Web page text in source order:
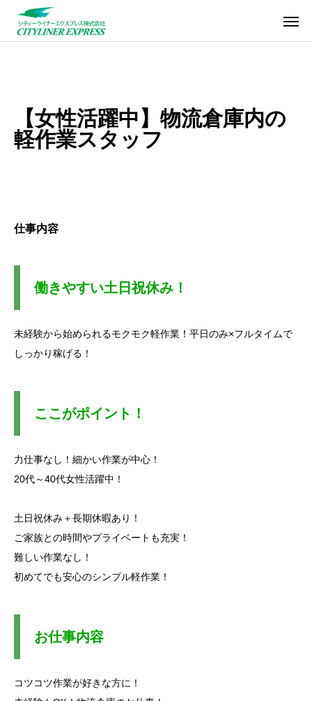
【女性活躍中】物流倉庫内の
軽作業スタッフ
仕事内容
働きやすい土日祝休み！
未経験から始められるモクモク軽作業！ 平日のみ×フルタイムで
しっかり稼げる！
ここがポイント！
力仕事なし！細かい作業が中心！
20代～40代女性活躍中！
土日祝休み＋長期休暇あり！
ご家族との時間やプライベートも充実！
難しい作業なし！
初めてでも安心のシンプル軽作業！
お仕事内容
コツコツ作業が好きな方に！